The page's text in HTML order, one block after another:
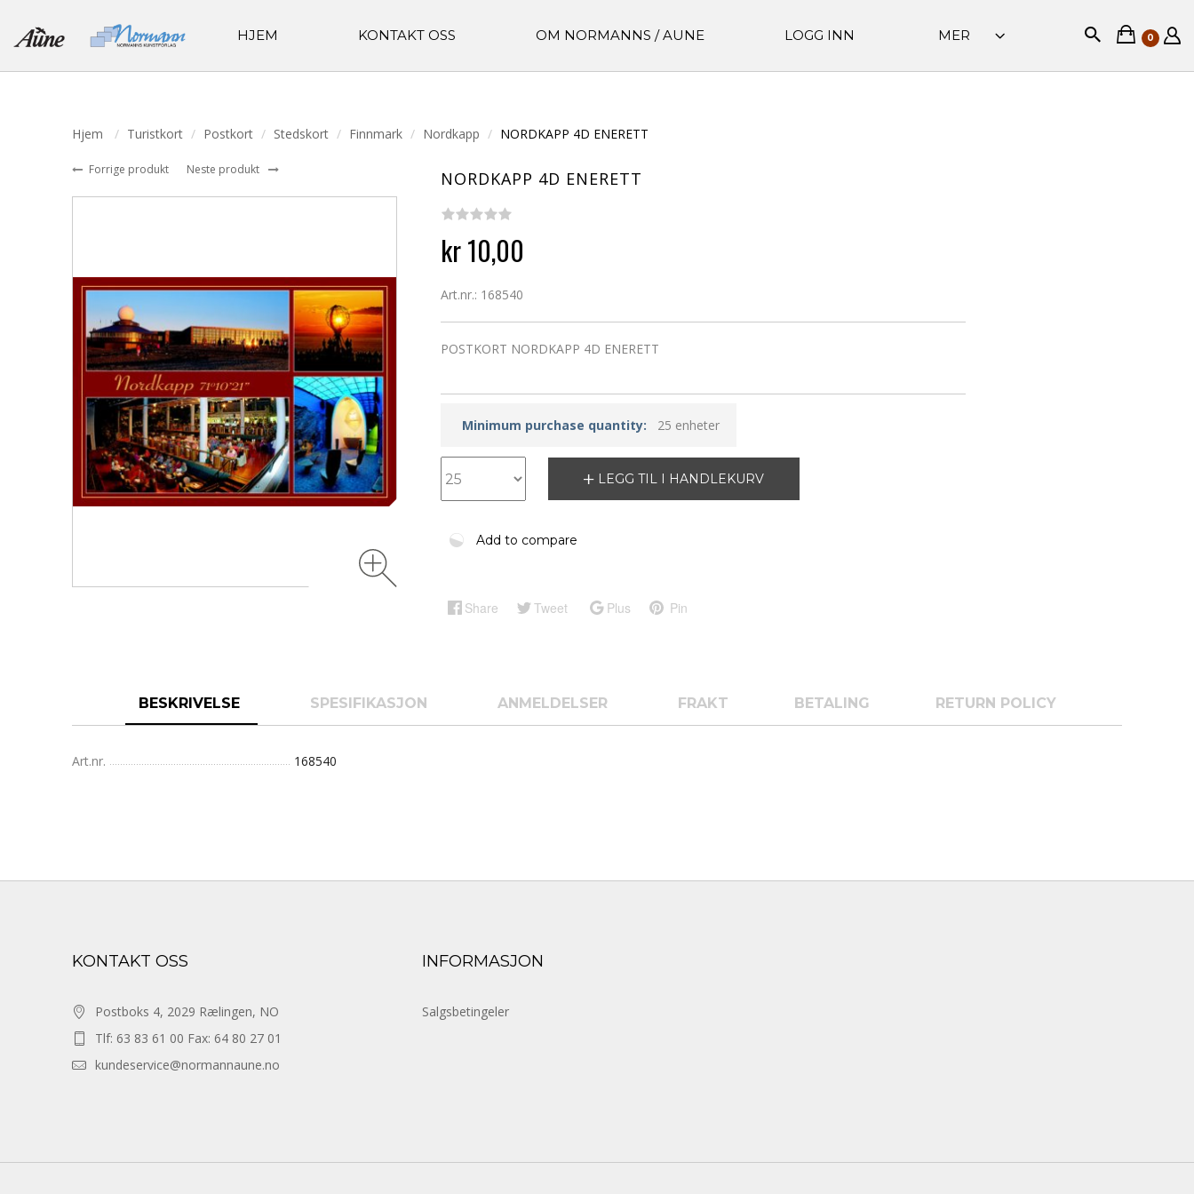
HJEM KONTAKT OSS OM NORMANNS / AUNE LOGG INN MER 0
Hjem Turistkort Postkort Stedskort Finnmark Nordkapp NORDKAPP 4D ENERETT
Forrige produkt Neste produkt NORDKAPP 4D ENERETT
kr 10,00
Art.nr.: 168540
POSTKORT NORDKAPP 4D ENERETT
Minimum purchase quantity: 25 enheter
LEGG TIL I HANDLEKURV
Add to compare
Share Tweet Plus Pin
BESKRIVELSE SPESIFIKASJON ANMELDELSER FRAKT BETALING RETURN POLICY
Art.nr. 168540
KONTAKT OSS
Postboks 4, 2029 Rælingen, NO
Tlf: 63 83 61 00 Fax: 64 80 27 01
kundeservice@normannaune.no
INFORMASJON
Salgsbetingeler